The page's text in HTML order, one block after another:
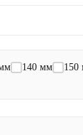
140 мм 150